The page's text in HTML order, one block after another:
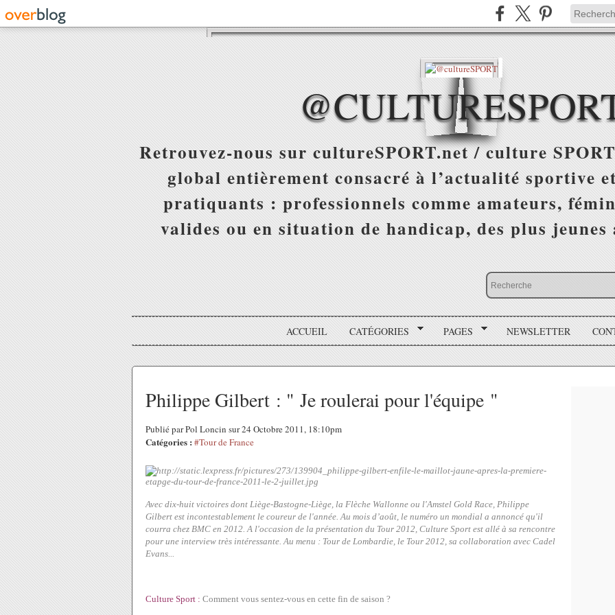
Retrouvez-nous sur cultureSPORT.net / culture
global entièrement consacré à l’actualité sportive
pratiquants : professionnels comme amateurs,
valides ou en situation de handicap, des plus
ACCUEIL CATÉGORIES PAGES NEWSLETTER
Philippe Gilbert : " Je roulerai pour l'équipe "
Publié par Pol Loncin sur 24 Octobre 2011, 18:10pm
Catégories : #Tour de France
Avec dix-huit victoires dont Liège-Bastogne-Liège, la Flèche Wallonne ou l'Amstel Gold Race, Philippe
Gilbert est incontestablement le coureur de l'année. Au mois d’août, le numéro un mondial a annoncé qu'il
courra chez BMC en 2012. A l'occasion de la présentation du Tour 2012, Culture Sport est allé à sa rencontre
pour une interview très intéressante. Au menu : Tour de Lombardie, le Tour 2012, sa collaboration avec Cadel
Evans...
Culture Sport : Comment vous sentez-vous en cette fin de saison ?